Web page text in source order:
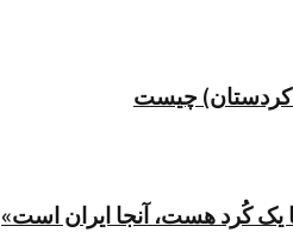
چیست
کُرد هست، آنجا ایران است»